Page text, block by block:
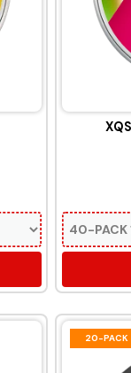
20-PACK